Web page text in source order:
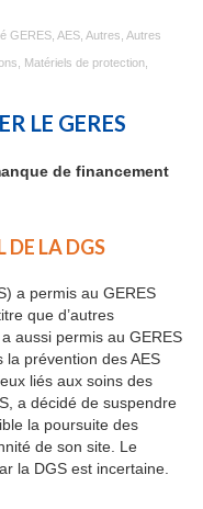
GERES AES Autres Autres
Matériels de protection
LE GERES
de financement
DE LA DGS
a permis au GERES
que d’autres
aussi permis au GERES
prévention des AES
liés aux soins des
a décidé de suspendre
la poursuite des
de son site. Le
la DGS est incertaine.